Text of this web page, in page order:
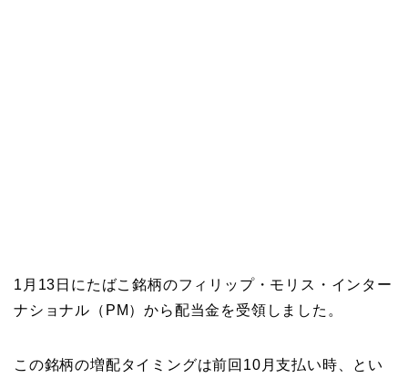
1月13日にたばこ銘柄のフィリップ・モリス・インター
ナショナル（PM）から配当金を受領しました。
この銘柄の増配タイミングは前回10月支払い時、とい